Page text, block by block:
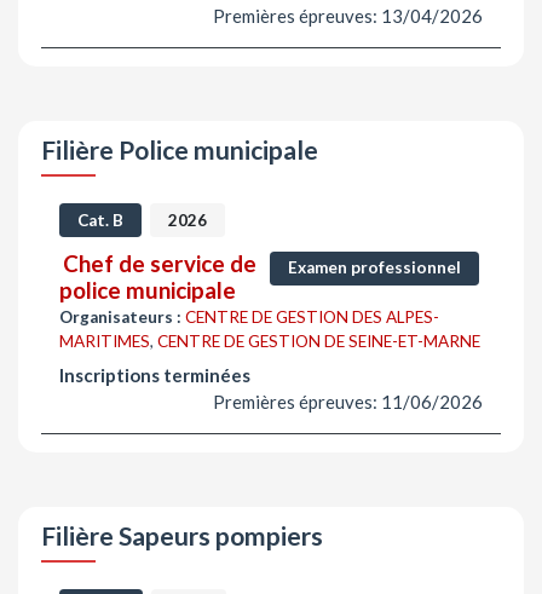
Premières épreuves: 13/04/2026
Filière Police municipale
Cat. B 2026
Examen professionnel
Chef de service de
police municipale
Organisateurs : CENTRE DE GESTION DES ALPES-
MARITIMES, CENTRE DE GESTION DE SEINE-ET-MARNE
Inscriptions terminées
Premières épreuves: 11/06/2026
Filière Sapeurs pompiers